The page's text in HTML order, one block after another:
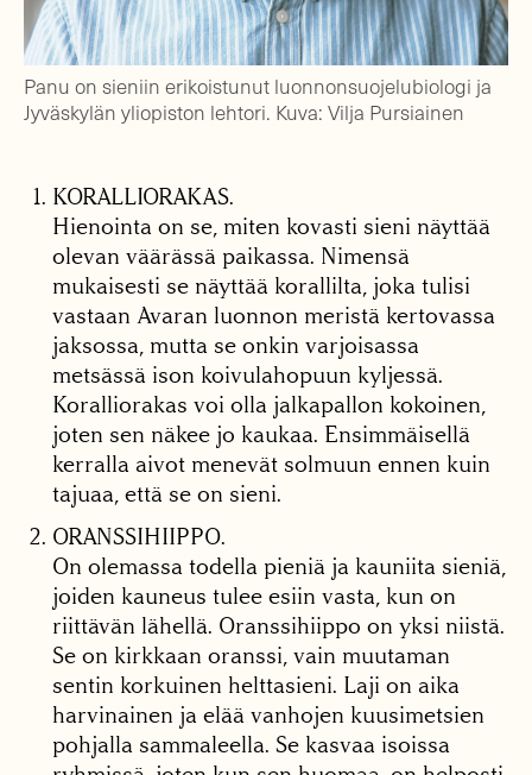
Panu on sieniin erikoistunut luonnonsuojelubiologi ja
Jyväskylän yliopiston lehtori. Kuva: Vilja Pursiainen
KORALLIORAKAS.
Hienointa on se, miten kovasti sieni näyttää
olevan väärässä paikassa. Nimensä
mukaisesti se näyttää korallilta, joka tulisi
vastaan Avaran luonnon meristä kertovassa
jaksossa, mutta se onkin varjoisassa
metsässä ison koivulahopuun kyljessä.
Koralliorakas voi olla jalkapallon kokoinen,
joten sen näkee jo kaukaa. Ensimmäisellä
kerralla aivot menevät solmuun ennen kuin
tajuaa, että se on sieni.
ORANSSIHIIPPO.
On olemassa todella pieniä ja kauniita sieniä,
joiden kauneus tulee esiin vasta, kun on
riittävän lähellä. Oranssihiippo on yksi niistä.
Se on kirkkaan oranssi, vain muutaman
sentin korkuinen helttasieni. Laji on aika
harvinainen ja elää vanhojen kuusimetsien
pohjalla sammaleella. Se kasvaa isoissa